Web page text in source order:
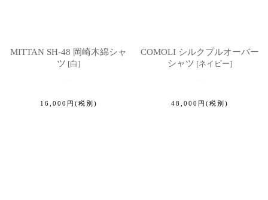
MITTAN SH-48 岡崎木綿シャ
ツ [白]
16,000 円 (税別)
COMOLI シルクプルオーバー
シャツ [ネイビー]
48,000 円 (税別)